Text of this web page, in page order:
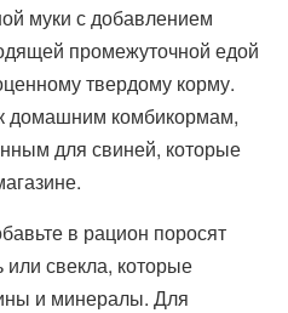
муки с добавлением
промежуточной едой
твердому корму.
домашним комбикормам,
для свиней, которые
в рацион поросят
свекла, которые
и минералы. Для